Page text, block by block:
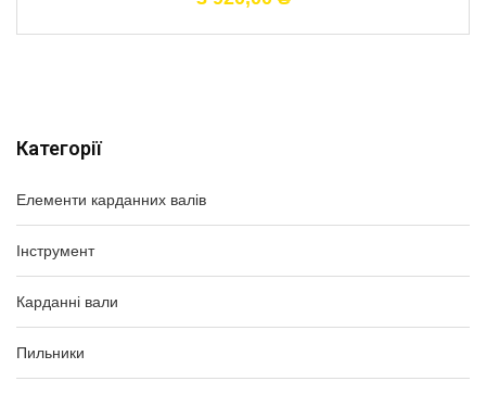
Категорії
Елементи карданних валів
Інструмент
Карданні вали
Пильники